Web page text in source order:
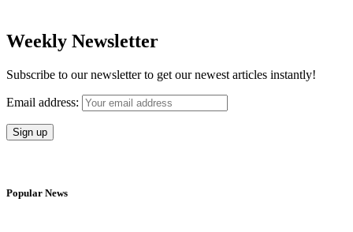
Weekly Newsletter
Subscribe to our newsletter to get our newest articles instantly!
Email address:
Popular News